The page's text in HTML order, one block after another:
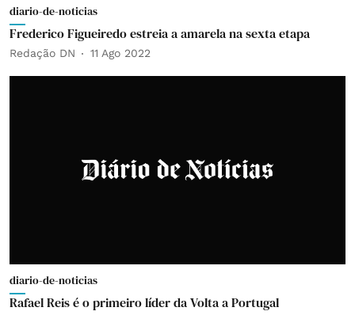
diario-de-noticias
Frederico Figueiredo estreia a amarela na sexta etapa
Redação DN 11 Ago 2022
diario-de-noticias
Rafael Reis é o primeiro líder da Volta a Portugal